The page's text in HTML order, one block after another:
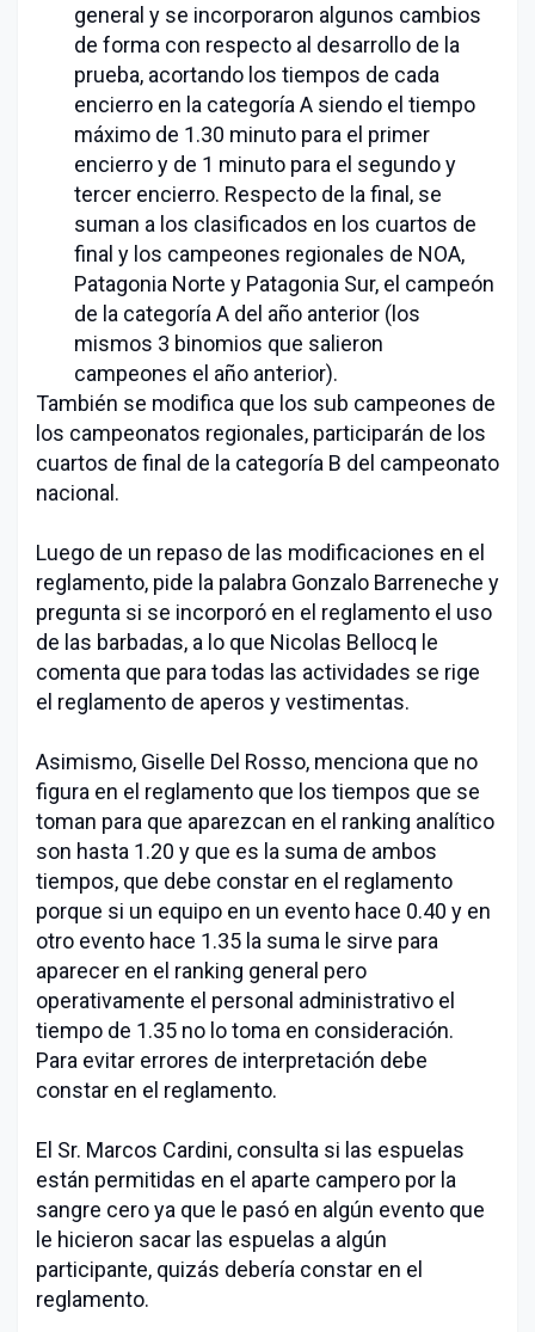
general y se incorporaron algunos cambios
de forma con respecto al desarrollo de la
prueba, acortando los tiempos de cada
encierro en la categoría A siendo el tiempo
máximo de 1.30 minuto para el primer
encierro y de 1 minuto para el segundo y
tercer encierro. Respecto de la final, se
suman a los clasificados en los cuartos de
final y los campeones regionales de NOA,
Patagonia Norte y Patagonia Sur, el campeón
de la categoría A del año anterior (los
mismos 3 binomios que salieron
campeones el año anterior).
También se modifica que los sub campeones de
los campeonatos regionales, participarán de los
cuartos de final de la categoría B del campeonato
nacional.
Luego de un repaso de las modificaciones en el
reglamento, pide la palabra Gonzalo Barreneche y
pregunta si se incorporó en el reglamento el uso
de las barbadas, a lo que Nicolas Bellocq le
comenta que para todas las actividades se rige
el reglamento de aperos y vestimentas.
Asimismo, Giselle Del Rosso, menciona que no
figura en el reglamento que los tiempos que se
toman para que aparezcan en el ranking analítico
son hasta 1.20 y que es la suma de ambos
tiempos, que debe constar en el reglamento
porque si un equipo en un evento hace 0.40 y en
otro evento hace 1.35 la suma le sirve para
aparecer en el ranking general pero
operativamente el personal administrativo el
tiempo de 1.35 no lo toma en consideración.
Para evitar errores de interpretación debe
constar en el reglamento.
El Sr. Marcos Cardini, consulta si las espuelas
están permitidas en el aparte campero por la
sangre cero ya que le pasó en algún evento que
le hicieron sacar las espuelas a algún
participante, quizás debería constar en el
reglamento.